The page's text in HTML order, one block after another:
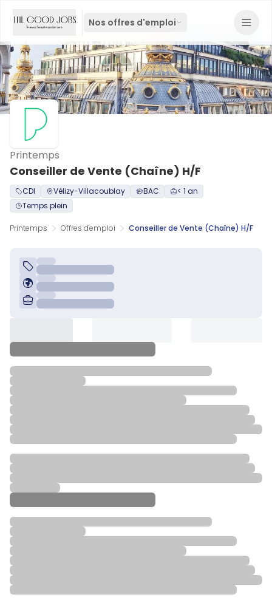
Nos offres d'emploi
Conseiller de Vente (Chaîne) H/F
Printemps
CDI Vélizy-Villacoublay BAC
< 1 an
Temps plein
Printemps Offres d'emploi Conseiller de Vente (Chaîne) H/F